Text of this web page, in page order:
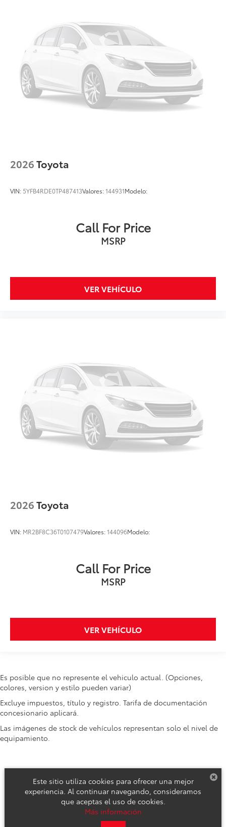
2026Toyota
VIN: 5YFB4RDE0TP487413Valores:144931Modelo:
Call For Price
MSRP
VER VEHÍCULO
2026Toyota
VIN: MR2BF8C36T0107479Valores:144096Modelo:
Call For Price
MSRP
VER VEHÍCULO
Es posible que no represente el vehiculo actual. (Opciones,
colores, version y estilo pueden variar)
Excluye impuestos, título y registro. Tarifa de documentación
concesionario aplicará.
Las imágenes de stock de vehículos representan solo el nivel de
equipamiento.
Derechos de autor © 2026 por DealerOn Mapa del sitio
Este sitio utiliza cookies para ofrecer una mejor
experiencia. Al continuar navegando, consideramos
que aceptas el uso de cookies.
Más información